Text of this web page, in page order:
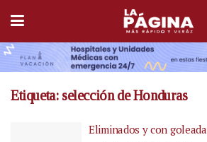
Etiqueta: selección de Honduras
Eliminados y con goleada